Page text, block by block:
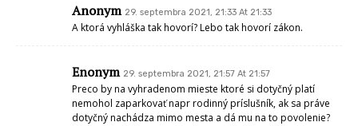
Anonym 29. septembra 2021, 21:33 At 21:33
A ktorá vyhláška tak hovorí? Lebo tak hovorí zákon.
Enonym 29. septembra 2021, 21:57 At 21:57
Preco by na vyhradenom mieste ktoré si dotyčný platí
nemohol zaparkovať napr rodinný príslušník, ak sa práve
dotyčný nachádza mimo mesta a dá mu na to povolenie?